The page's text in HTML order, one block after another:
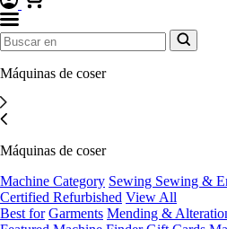
Máquinas de coser
Máquinas de coser
Machine Category Sewing Sewing &
Certified Refurbished View All
Best for Garments Mending &